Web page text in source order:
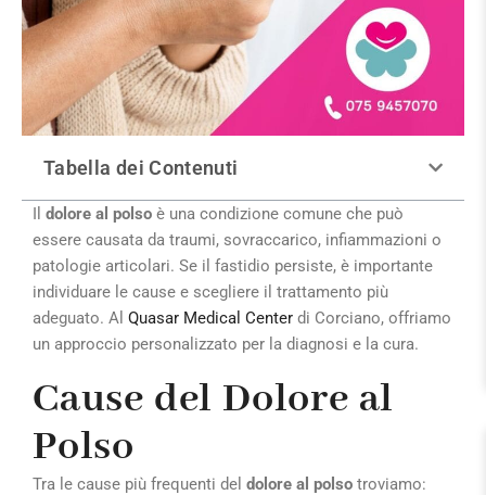
Tabella dei Contenuti
Il dolore al polso è una condizione comune che può
essere causata da traumi, sovraccarico, infiammazioni o
patologie articolari. Se il fastidio persiste, è importante
individuare le cause e scegliere il trattamento più
adeguato. Al Quasar Medical Center di Corciano, offriamo
un approccio personalizzato per la diagnosi e la cura.
Cause del Dolore al
Polso
Tra le cause più frequenti del dolore al polso troviamo: